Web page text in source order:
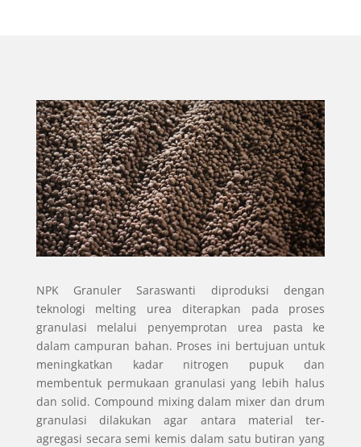
NPK Granuler Saraswanti diproduksi dengan
teknologi melting urea diterapkan pada proses
granulasi melalui penyemprotan urea pasta ke
dalam campuran bahan. Proses ini bertujuan untuk
meningkatkan kadar nitrogen pupuk dan
membentuk permukaan granulasi yang lebih halus
dan solid. Compound mixing dalam mixer dan drum
granulasi dilakukan agar antara material ter-
agregasi secara semi kemis dalam satu butiran yang